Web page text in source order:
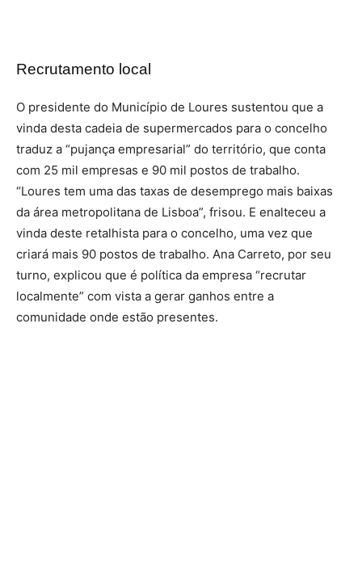
Recrutamento local
O presidente do Município de Loures sustentou que a
vinda desta cadeia de supermercados para o concelho
traduz a “pujança empresarial” do território, que conta
com 25 mil empresas e 90 mil postos de trabalho.
“Loures tem uma das taxas de desemprego mais baixas
da área metropolitana de Lisboa”, frisou. E enalteceu a
vinda deste retalhista para o concelho, uma vez que
criará mais 90 postos de trabalho. Ana Carreto, por seu
turno, explicou que é política da empresa “recrutar
localmente” com vista a gerar ganhos entre a
comunidade onde estão presentes.